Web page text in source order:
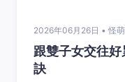
2026年06月26日 • 怪
跟雙子女交往
訣